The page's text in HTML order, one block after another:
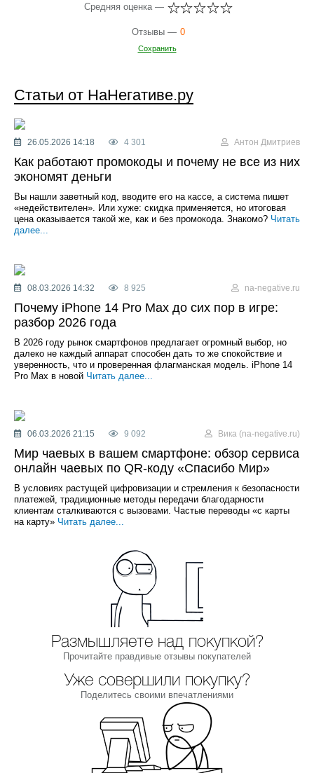
Средняя оценка —
Отзывы — 0
Сохранить
Статьи от НаНегативе.ру
26.05.2026 14:18 4 301 Антон Дмитриев
Как работают промокоды и почему не все из них
экономят деньги
Вы нашли заветный код, вводите его на кассе, а система пишет
«недействителен». Или хуже: скидка применяется, но итоговая
цена оказывается такой же, как и без промокода. Знакомо? Читать
далее...
08.03.2026 14:32 8 925 na-negative.ru
Почему iPhone 14 Pro Max до сих пор в игре:
разбор 2026 года
В 2026 году рынок смартфонов предлагает огромный выбор, но
далеко не каждый аппарат способен дать то же спокойствие и
уверенность, что и проверенная флагманская модель. iPhone 14
Pro Max в новой Читать далее...
06.03.2026 21:15 9 092 Вика (na-negative.ru)
Мир чаевых в вашем смартфоне: обзор сервиса
онлайн чаевых по QR-коду «Спасибо Мир»
В условиях растущей цифровизации и стремления к безопасности
платежей, традиционные методы передачи благодарности
клиентам сталкиваются с вызовами. Частые переводы «с карты
на карту» Читать далее...
Размышляете над покупкой?
Прочитайте правдивые отзывы покупателей
Уже совершили покупку?
Поделитесь своими впечатлениями